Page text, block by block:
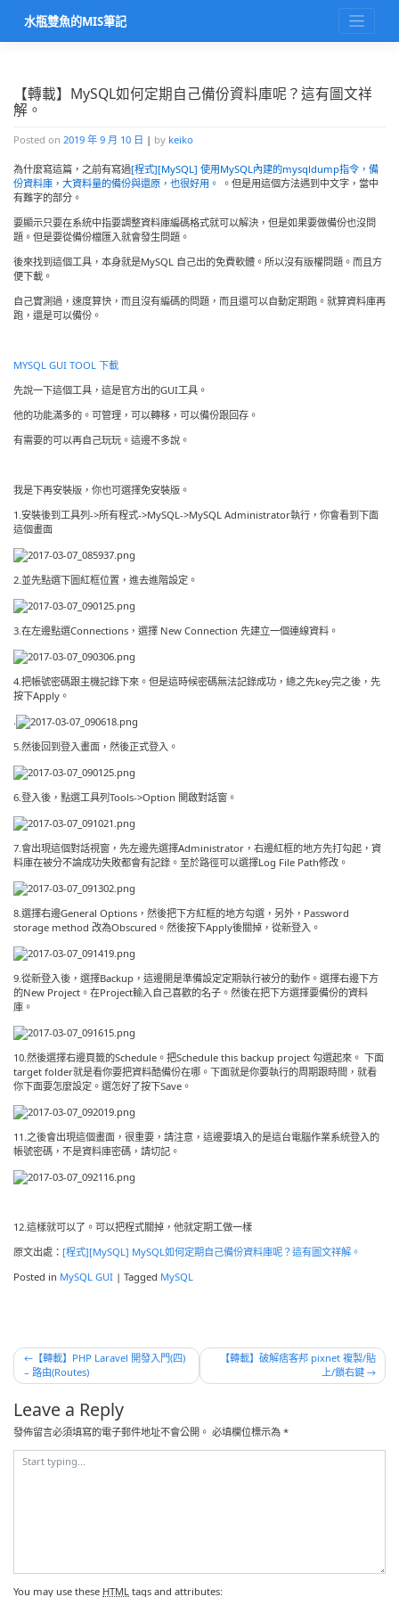
水瓶雙魚的MIS筆記
【轉載】MySQL如何定期自己備份資料庫呢？這有圖文祥
解。
Posted on 2019 年 9 月 10 日 | by keiko
為什麼寫這篇，之前有寫過[程式][MySQL] 使用MySQL內建的mysqldump指令，備
份資料庫，大資料量的備份與還原，也很好用。
。但是用這個方法遇到中文字，當中
有難字的部分。
要顯示只要在系統中指要調整資料庫編碼格式就可以解決，但是如果要做備份也沒問
題。但是要從備份檔匯入就會發生問題。
後來找到這個工具，本身就是MySQL 自己出的免費軟體。所以沒有版權問題。而且方
便下載。
自己實測過，速度算快，而且沒有編碼的問題，而且還可以自動定期跑。就算資料庫再
跑，還是可以備份。
MYSQL GUI TOOL 下載
先說一下這個工具，這是官方出的GUI工具。
他的功能滿多的。可管理，可以轉移，可以備份跟回存。
有需要的可以再自己玩玩。這邊不多說。
我是下再安裝版，你也可選擇免安裝版。
1.安裝後到工具列->所有程式->MySQL->MySQL Administrator執行，你會看到下面
這個畫面
2.並先點選下圖紅框位置，進去進階設定。
3.在左邊點選Connections，選擇 New Connection 先建立一個連線資料。
4.把帳號密碼跟主機記錄下來。但是這時候密碼無法記錄成功，總之先key完之後，先
按下Apply。
.
5.然後回到登入畫面，然後正式登入。
6.登入後，點選工具列Tools->Option 開啟對話窗。
7.會出現這個對話視窗，先左邊先選擇Administrator，右邊紅框的地方先打勾起，資
料庫在被分不論成功失敗都會有記錄。至於路徑可以選擇Log File Path修改。
8.選擇右邊General Options，然後把下方紅框的地方勾選，另外，Password
storage method 改為Obscured。然後按下Apply後關掉，從新登入。
9.從新登入後，選擇Backup，這邊開是準備設定定期執行被分的動作。選擇右邊下方
的New Project。在Project輸入自己喜歡的名子。然後在把下方選擇要備份的資料
庫。
10.然後選擇右邊頁籤的Schedule。把Schedule this backup project 勾選起來。 下面
target folder就是看你要把資料酷備份在哪。下面就是你要執行的周期跟時間，就看
你下面要怎麼設定。選怎好了按下Save。
11.之後會出現這個畫面，很重要，請注意，這邊要填入的是這台電腦作業系統登入的
帳號密碼，不是資料庫密碼，請切記。
12.這樣就可以了。可以把程式關掉，他就定期工做一樣
原文出處： [程式][MySQL] MySQL如何定期自己備份資料庫呢？這有圖文祥解。
Posted in MySQL GUI | Tagged MySQL
文
章
導
覽
【轉載】PHP Laravel 開發入門(四)
– 路由(Routes)
【轉載】破解痞客邦 pixnet 複製/貼
上/鎖右鍵
Leave a Reply
發佈留言必須填寫的電子郵件地址不會公開。 必填欄位標示為 *
You may use these HTML tags and attributes: